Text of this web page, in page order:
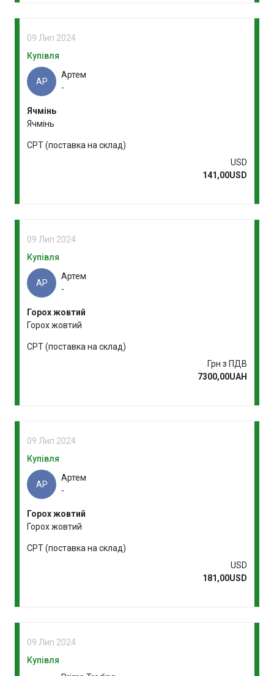
09 Лип 2024
Купівля
АР
Артем
-
Ячмінь
Ячмінь
CPT (поставка на склад)
USD
141,00USD
09 Лип 2024
Купівля
АР
Артем
-
Горох жовтий
Горох жовтий
CPT (поставка на склад)
Грн з ПДВ
7300,00UAH
09 Лип 2024
Купівля
АР
Артем
-
Горох жовтий
Горох жовтий
CPT (поставка на склад)
USD
181,00USD
09 Лип 2024
Купівля